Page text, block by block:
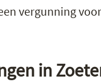
vergunning
in